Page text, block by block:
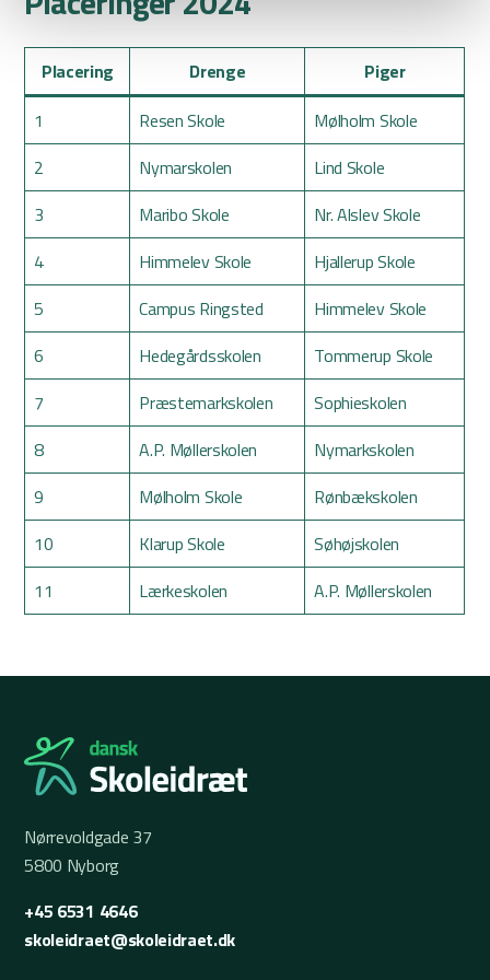
Placering Drenge
Piger
1
Resen Skole
Mølholm Skole
2
Nymarskolen
Lind Skole
3
Maribo Skole
Nr. Alslev Skole
4
Himmelev Skole
Hjallerup Skole
5
Campus Ringsted
Himmelev Skole
6
Hedegårdsskolen
Tommerup Skole
7
Præstemarkskolen
Sophieskolen
8
A.P. Møllerskolen
Nymarkskolen
9
Mølholm Skole
Rønbækskolen
10
Klarup Skole
Søhøjskolen
11
Lærkeskolen A.P. Møllerskolen
Nørrevoldgade 37
5800 Nyborg
+45 6531 4646
skoleidraet@skoleidraet.dk